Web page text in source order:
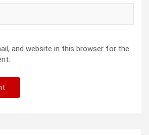
and website in this browser for the